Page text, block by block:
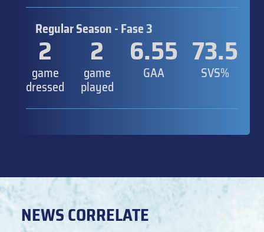
Regular Season - Fase 3
2
game
dressed
2
game
played
6.55
GAA
73.5
SVS%
NEWS CORRELATE